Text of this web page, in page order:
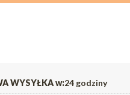
WYSYŁKA w:24 godziny